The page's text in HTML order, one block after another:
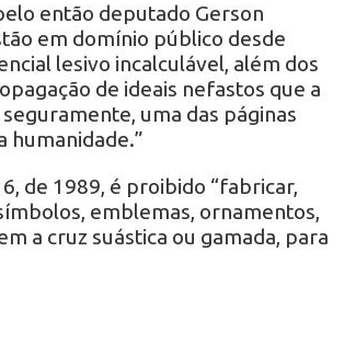
então deputado Gerson
em domínio público desde
lesivo incalculável, além dos
de ideais nefastos que a
uma das páginas
humanidade.”
de 1989, é proibido “fabricar,
emblemas, ornamentos,
a cruz suástica ou gamada, para